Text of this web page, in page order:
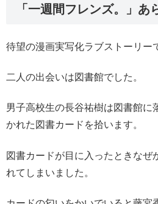
「一週間フレンズ。」あ
待望の漫画実写化ラブストーリー
二人の出会いは図書館でした。
男子高校生の長谷祐樹は図書館に
かれた図書カードを拾います。
図書カードが目に入ったときなぜ
れてしまいました。